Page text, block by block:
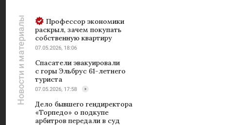
Новости и материалы
Профессор экономики
раскрыл, зачем покупать
собственную квартиру
07.05.2026, 18:06
Спасатели эвакуировали
с горы Эльбрус 61-летнего
туриста
07.05.2026, 17:58
Дело бывшего гендиректора
«Торпедо» о подкупе
арбитров передали в суд